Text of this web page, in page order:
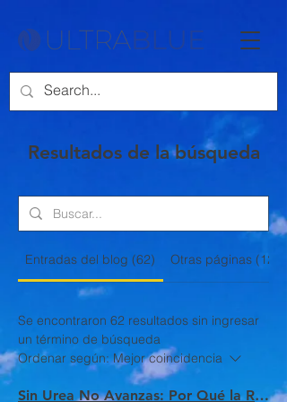
Resultados de la búsqueda
Entradas del blog (62) Otras páginas (12)
Se encontraron 62 resultados sin ingresar
un término de búsqueda
Ordenar según: Mejor coincidencia
Sin Urea No Avanzas: Por Qué la Red de 7 Plantas de Ultrablue Garantiza el Suministro Más Rápido de México